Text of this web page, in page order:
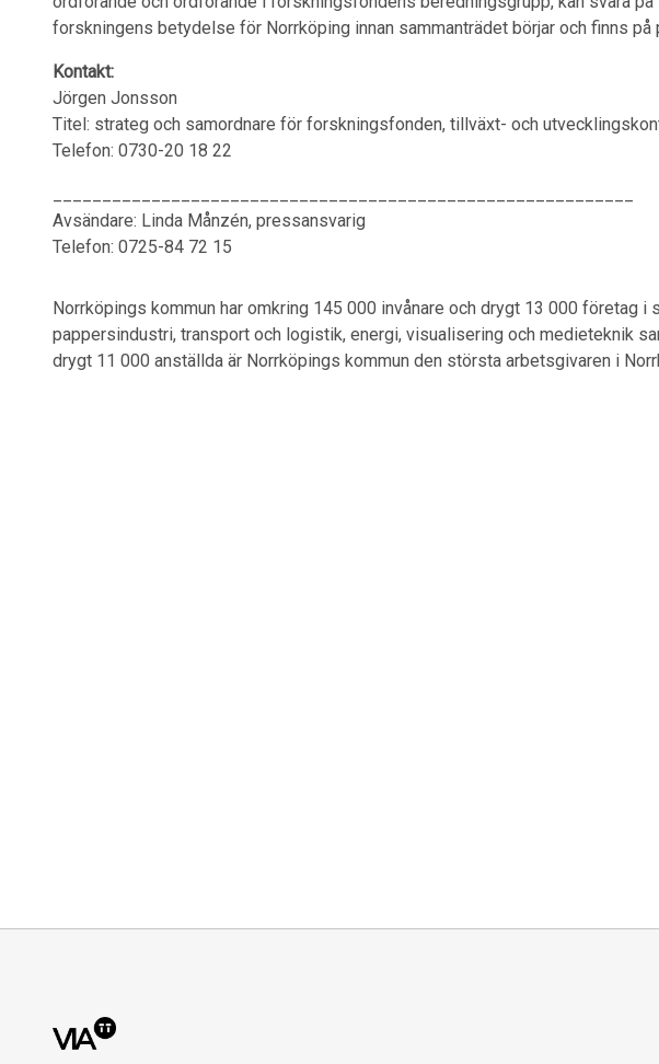
forskningens betydelse för Norrköping innan sammanträdet börjar och finns på
Kontakt:
Jörgen Jonsson
Titel: strateg och samordnare för forskningsfonden, tillväxt- och
Telefon: 0730-20 18 22
Avsändare: Linda Månzén, pressansvarig
Telefon: 0725-84 72 15
Norrköpings kommun har omkring 145 000 invånare och drygt 13 000 företag i
pappersindustri, transport och logistik, energi, visualisering och medieteknik
drygt 11 000 anställda är Norrköpings kommun den största arbetsgivaren i